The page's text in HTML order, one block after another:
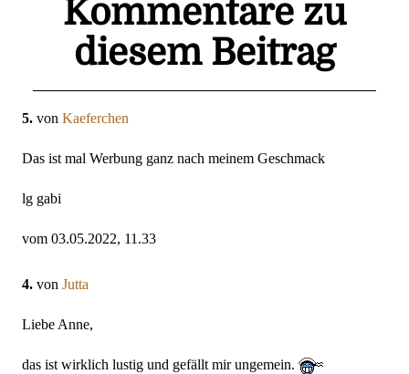
Kommentare zu
diesem Beitrag
5. von Kaeferchen
Das ist mal Werbung ganz nach meinem Geschmack
lg gabi
vom 03.05.2022, 11.33
4. von Jutta
Liebe Anne,
das ist wirklich lustig und gefällt mir ungemein.